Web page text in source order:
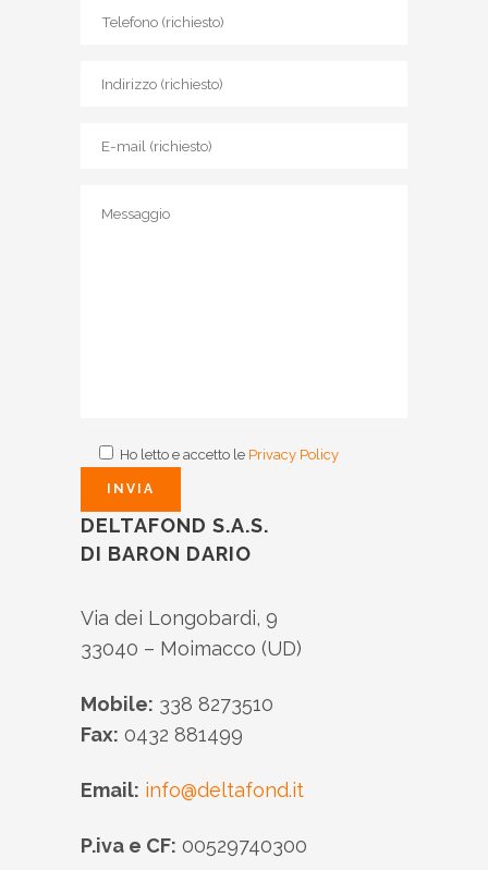
Ho letto e accetto le Privacy Policy
DELTAFOND S.A.S.
DI BARON DARIO
Via dei Longobardi, 9
33040 – Moimacco (UD)
Mobile: 338 8273510
Fax: 0432 881499
Email: info@deltafond.it
P.iva e CF: 00529740300